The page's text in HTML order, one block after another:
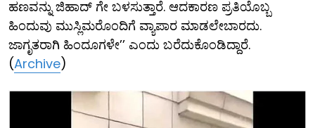
ಹಣವನ್ನು ಜಿಹಾದ್ ಗೇ ಬಳಸುತ್ತಾರೆ. ಆದಕಾರಣ ಪ್ರತಿಯೊಬ್ಬ
ಹಿಂದುವು ಮುಸ್ಲಿಮರೊಂದಿಗೆ ವ್ಯಾಪಾರ ಮಾಡಲೇಬಾರದು.
ಜಾಗೃತರಾಗಿ ಹಿಂದೂಗಳೇ’’ ಎಂದು ಬರೆದುಕೊಂಡಿದ್ದಾರೆ.
(Archive)